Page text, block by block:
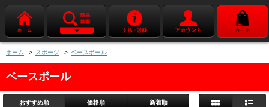
ホーム > スポーツ > ベースボール
ベースボール
おすすめ順 価格順 新着順